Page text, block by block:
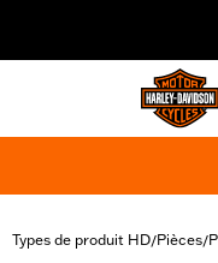
Types de produit HD/Pièces/